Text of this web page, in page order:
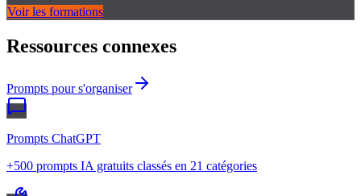
Voir les formations
Ressources connexes
Prompts pour s'organiser
Prompts ChatGPT
+500 prompts IA gratuits classés en 21 catégories